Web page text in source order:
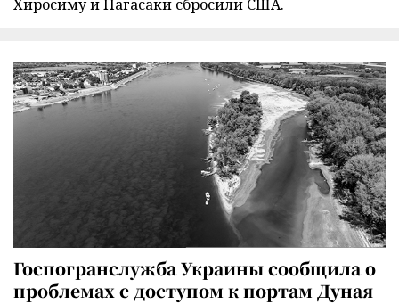
Хиросиму и Нагасаки сбросили США.
Госпогранслужба Украины сообщила о
проблемах с доступом к портам Дуная